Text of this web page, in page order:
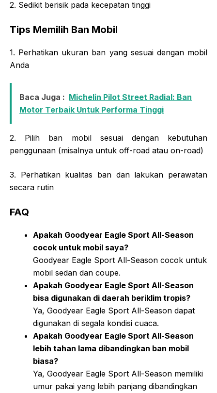
2. Sedikit berisik pada kecepatan tinggi
Tips Memilih Ban Mobil
1. Perhatikan ukuran ban yang sesuai dengan mobil
Anda
Baca Juga : Michelin Pilot Street Radial: Ban
Motor Terbaik Untuk Performa Tinggi
2. Pilih ban mobil sesuai dengan kebutuhan
penggunaan (misalnya untuk off-road atau on-road)
3. Perhatikan kualitas ban dan lakukan perawatan
secara rutin
FAQ
Apakah Goodyear Eagle Sport All-Season
cocok untuk mobil saya?
Goodyear Eagle Sport All-Season cocok untuk
mobil sedan dan coupe.
Apakah Goodyear Eagle Sport All-Season
bisa digunakan di daerah beriklim tropis?
Ya, Goodyear Eagle Sport All-Season dapat
digunakan di segala kondisi cuaca.
Apakah Goodyear Eagle Sport All-Season
lebih tahan lama dibandingkan ban mobil
biasa?
Ya, Goodyear Eagle Sport All-Season memiliki
umur pakai yang lebih panjang dibandingkan